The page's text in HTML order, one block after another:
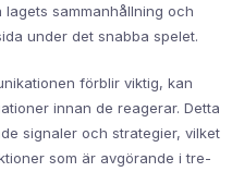
sammanhållning och
under det snabba spelet.
förblir viktig, kan
innan de reagerar. Detta
signaler och strategier, vilket
som är avgörande i tre-